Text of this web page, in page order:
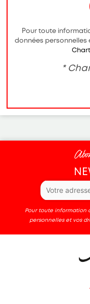
Pour toute
données personnelles
*
Pour toute information
personnelles et vos